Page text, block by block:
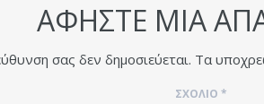
ΑΦΉΣΤΕ ΜΙΑ
σας δεν δημοσιεύεται. Τα
ΣΧΌΛΙΟ *